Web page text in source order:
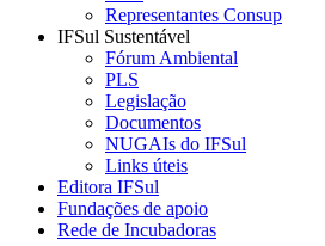
Representantes Consup
IFSul Sustentável
Fórum Ambiental
PLS
Legislação
Documentos
NUGAIs do IFSul
Links úteis
Editora IFSul
Fundações de apoio
Rede de Incubadoras